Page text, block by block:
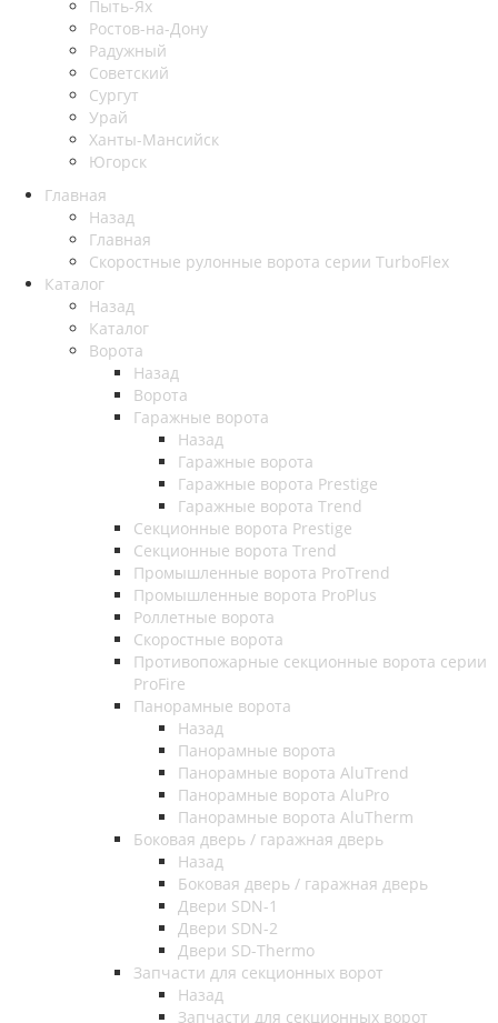
Пыть-Ях
Рoстов-на-Дону
Радужный
Советский
Сургут
Урай
Ханты-Мансийск
Югорск
Главная
Назад
Главная
Скоростные рулонные ворота серии TurboFlex
Каталог
Назад
Каталог
Ворота
Назад
Ворота
Гаражные ворота
Назад
Гаражные ворота
Гаражные ворота Prestige
Гаражные ворота Trend
Секционные ворота Prestige
Секционные ворота Trend
Промышленные ворота ProTrend
Промышленные ворота ProPlus
Роллетные ворота
Скоростные ворота
Противопожарные секционные ворота серии
ProFire
Панорамные ворота
Назад
Панорамные ворота
Панорамные ворота AluTrend
Панорамные ворота AluPro
Панорамные ворота AluTherm
Боковая дверь / гаражная дверь
Назад
Боковая дверь / гаражная дверь
Двери SDN-1
Двери SDN-2
Двери SD-Thermo
Запчасти для секционных ворот
Назад
Запчасти для секционных ворот